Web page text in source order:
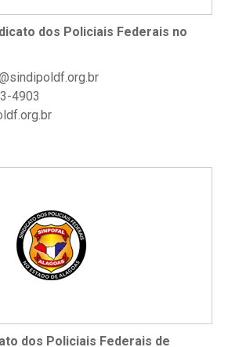
dos Policiais Federais no
4903
dos Policiais Federais de